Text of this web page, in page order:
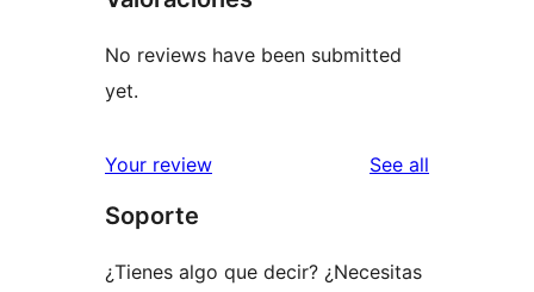
No reviews have been submitted
yet.
Your review See all
Soporte
¿Tienes algo que decir? ¿Necesitas